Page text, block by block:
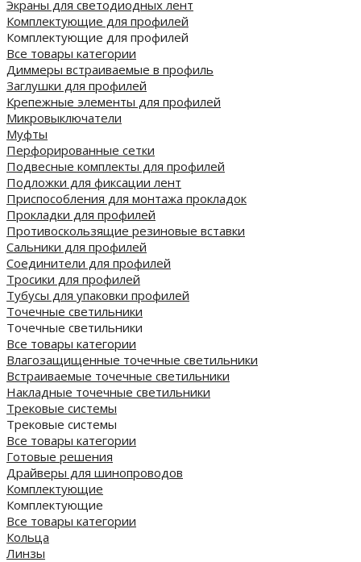
Экраны для светодиодных лент
Комплектующие для профилей
Комплектующие для профилей
Все товары категории
Диммеры встраиваемые в профиль
Заглушки для профилей
Крепежные элементы для профилей
Микровыключатели
Муфты
Перфорированные сетки
Подвесные комплекты для профилей
Подложки для фиксации лент
Приспособления для монтажа прокладок
Прокладки для профилей
Противоскользящие резиновые вставки
Сальники для профилей
Соединители для профилей
Тросики для профилей
Тубусы для упаковки профилей
Точечные светильники
Точечные светильники
Все товары категории
Влагозащищенные точечные светильники
Встраиваемые точечные светильники
Накладные точечные светильники
Трековые системы
Трековые системы
Все товары категории
Готовые решения
Драйверы для шинопроводов
Комплектующие
Комплектующие
Все товары категории
Кольца
Линзы